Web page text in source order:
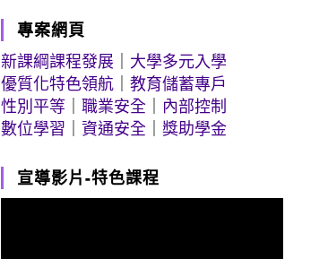
專案網頁
新課綱課程發展
大學多元入學
優質化特色領航 ｜教育儲蓄專戶
性別平等 ｜職業安全
內部控制
數位學習 ｜資通安全 ｜獎助學金
宣導影片-特色課程